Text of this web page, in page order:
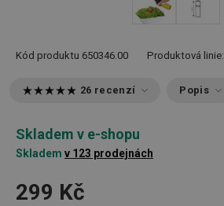
Kód produktu 650346.00 Produktová linie:
26 recenzí Popis
Skladem v e-shopu
Skladem v 123 prodejnách
299 Kč